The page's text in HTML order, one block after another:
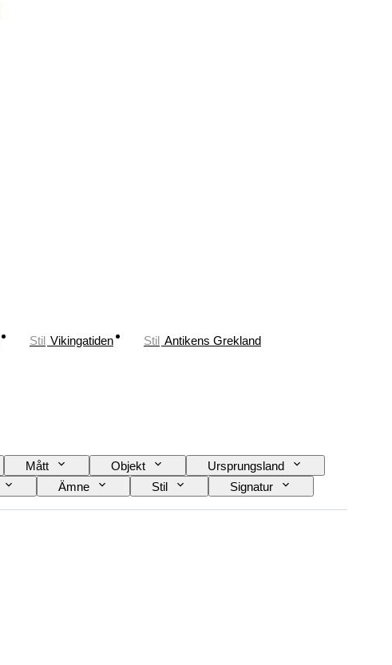
Stil Vikingatiden Stil Antikens Grekland
Mått Objekt
Ursprungsland
Ämne Stil
Signatur
Konstnär
Original / kopia